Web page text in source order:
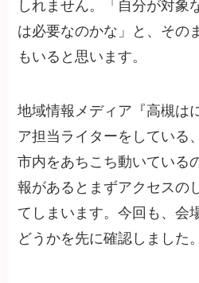
しれません。「自分が対象
は必要なのかな」と、その
もいると思います。
地域情報メディア『高槻は
ア担当ライターをしている
市内をあちこち動いている
報があるとまずアクセスの
てしまいます。今回も、会
どうかを先に確認しました。